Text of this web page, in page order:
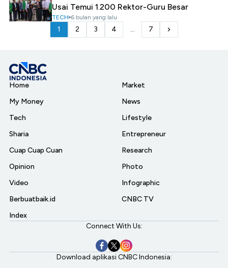
Usai Temui 1.200 Rektor-Guru Besar
TECH 6 bulan yang lalu
1 2 3 4 ... 7
Home
My Money
Tech
Sharia
Cuap Cuap Cuan
Opinion
Video
Berbuatbaik.id
Index
Market
News
Lifestyle
Entrepreneur
Research
Photo
Infographic
CNBC TV
Connect With Us:
Download aplikasi CNBC Indonesia: